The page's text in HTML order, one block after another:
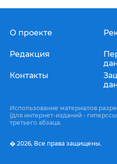
О проекте
Редакция
Контакты
Использование материалов
(для интернет-изданий -
третьего абзаца.
� 2026, Все права защищены.